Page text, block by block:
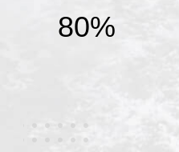
80%